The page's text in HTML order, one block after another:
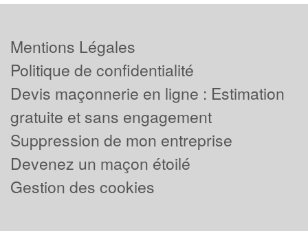
Mentions Légales
Politique de confidentialité
Devis maçonnerie en ligne : Estimation
gratuite et sans engagement
Suppression de mon entreprise
Devenez un maçon étoilé
Gestion des cookies